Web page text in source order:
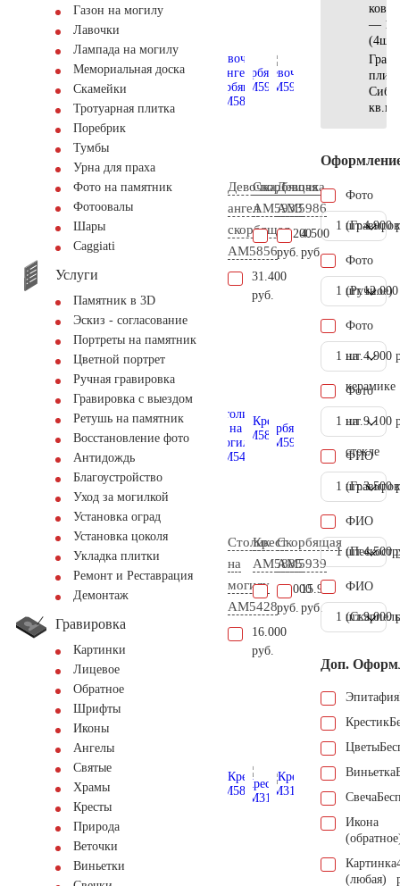
Газон на могилу
Лавочки
Лампада на могилу
Мемориальная доска
Скамейки
Тротуарная плитка
Поребрик
Тумбы
Урна для праха
Фото на памятник
Фотоовалы
Шары
Сaggiati
Услуги
Памятник в 3D
Эскиз - согласование
Портреты на памятник
Цветной портрет
Ручная гравировка
Гравировка с выездом
Ретушь на памятник
Восстановление фото
Антидождь
Благоустройство
Уход за могилкой
Установка оград
Установка цоколя
Укладка плитки
Ремонт и Реставрация
Демонтаж
Гравировка
Картинки
Лицевое
Обратное
Шрифты
Иконы
Ангелы
Святые
Храмы
Кресты
Природа
Веточки
Виньетки
Девочка
ангел
скорбящая
AM5856
31.400
руб.
Скорбящая
AM5933
16.200
руб.
Девочка
AM5986
4.500
руб.
Столик
на
могилу
AM5428
16.000
руб.
Крест
AM5885
46.000
руб.
Скорбящая
AM5939
15.900
руб.
—
(4шт)
кв.м.
Фото
1 шт.4.900
Фото
(Ручное)
1 шт.
Фото
на
керамике
1 шт. 4.900
Фото
на
стекле
1 шт. 9.100
ФИО
1 шт.3.500
ФИО
1 шт.4.500
ФИО
1 шт.9.000
Доп.
Эпитафия
Крестик
Цветы
Виньетка
Свеча
Икона
Картинка
(любая)